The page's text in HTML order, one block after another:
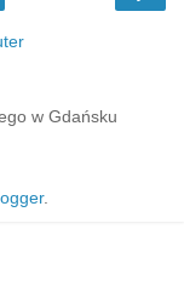
w Gdańsku
.